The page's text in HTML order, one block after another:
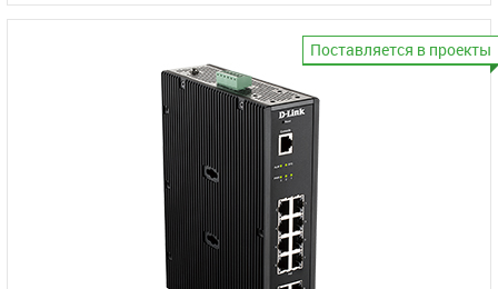
Поставляется в проекты